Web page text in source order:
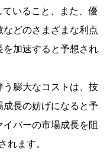
いること、また、優
どのさまざまな利点
加速すると予想され
う膨大なコストは、技
長の妨げになると予
バーの市場成長を阻
れます。